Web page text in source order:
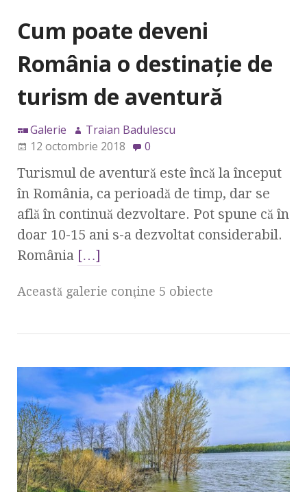
Cum poate deveni
România o destinație de
turism de aventură
Galerie
Traian Badulescu
12 octombrie 2018
0
Turismul de aventură este încă la început
în România, ca perioadă de timp, dar se
află în continuă dezvoltare. Pot spune că în
doar 10-15 ani s-a dezvoltat considerabil.
România […]
Această galerie conţine 5 obiecte